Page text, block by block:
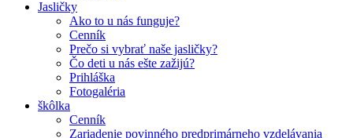
Jasličky
Ako to u nás funguje?
Cenník
Prečo si vybrať naše jasličky?
Čo deti u nás ešte zažijú?
Prihláška
Fotogaléria
škôlka
Cenník
Zariadenie povinného predprimárneho vzdelávania